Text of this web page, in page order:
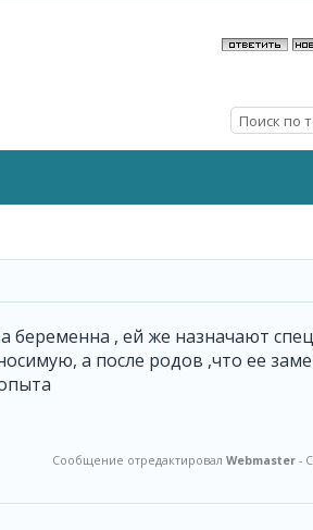
беременна , ей же назначают
а после родов ,что ее
Сообщение отредактировал Webmaster -